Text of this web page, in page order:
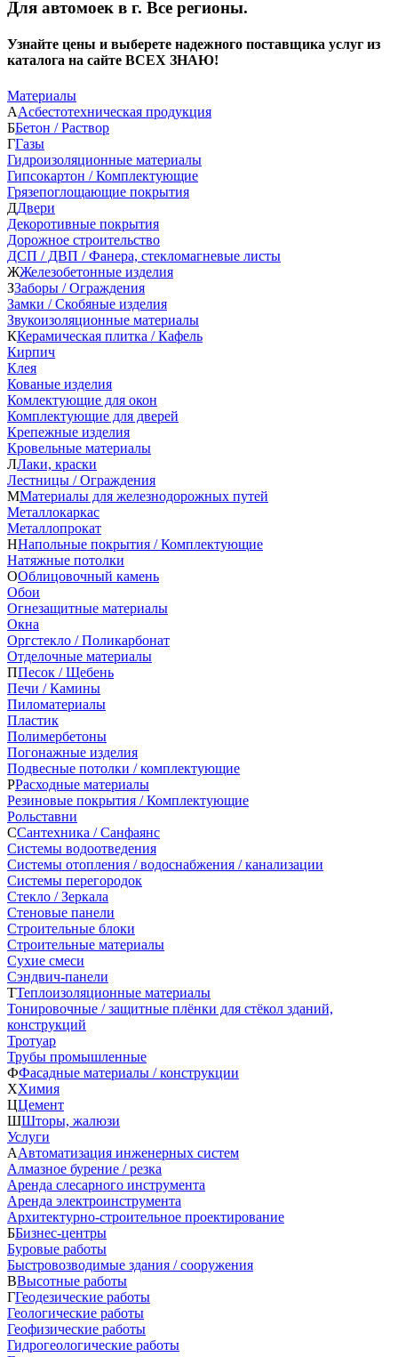
Для автомоек в г. Все регионы.
Узнайте цены и выберете надежного поставщика услуг из
каталога на сайте ВСЕХ ЗНАЮ!
Материалы
ААсбестотехническая продукция
ББетон / Раствор
ГГазы
Гидроизоляционные материалы
Гипсокартон / Комплектующие
Грязепоглощающие покрытия
ДДвери
Декоротивные покрытия
Дорожное строительство
ДСП / ДВП / Фанера, стекломагневые листы
ЖЖелезобетонные изделия
ЗЗаборы / Ограждения
Замки / Скобяные изделия
Звукоизоляционные материалы
ККерамическая плитка / Кафель
Кирпич
Клея
Кованые изделия
Комлектующие для окон
Комплектующие для дверей
Крепежные изделия
Кровельные материалы
ЛЛаки, краски
Лестницы / Ограждения
ММатериалы для железнодорожных путей
Металлокаркас
Металлопрокат
ННапольные покрытия / Комплектующие
Натяжные потолки
ООблицовочный камень
Обои
Огнезащитные материалы
Окна
Оргстекло / Поликарбонат
Отделочные материалы
ППесок / Щебень
Печи / Камины
Пиломатериалы
Пластик
Полимербетоны
Погонажные изделия
Подвесные потолки / комплектующие
РРасходные материалы
Резиновые покрытия / Комплектующие
Рольставни
ССантехника / Санфаянс
Системы водоотведения
Системы отопления / водоснабжения / канализации
Системы перегородок
Стекло / Зеркала
Стеновые панели
Строительные блоки
Строительные материалы
Сухие смеси
Сэндвич-панели
ТТеплоизоляционные материалы
Тонировочные / защитные плёнки для стёкол зданий,
конструкций
Тротуар
Трубы промышленные
ФФасадные материалы / конструкции
ХХимия
ЦЦемент
ШШторы, жалюзи
Услуги
ААвтоматизация инженерных систем
Алмазное бурение / резка
Аренда слесарного инструмента
Аренда электроинструмента
Архитектурно-строительное проектирование
ББизнес-центры
Буровые работы
Быстровозводимые здания / сооружения
ВВысотные работы
ГГеодезические работы
Геологические работы
Геофизические работы
Гидрогеологические работы